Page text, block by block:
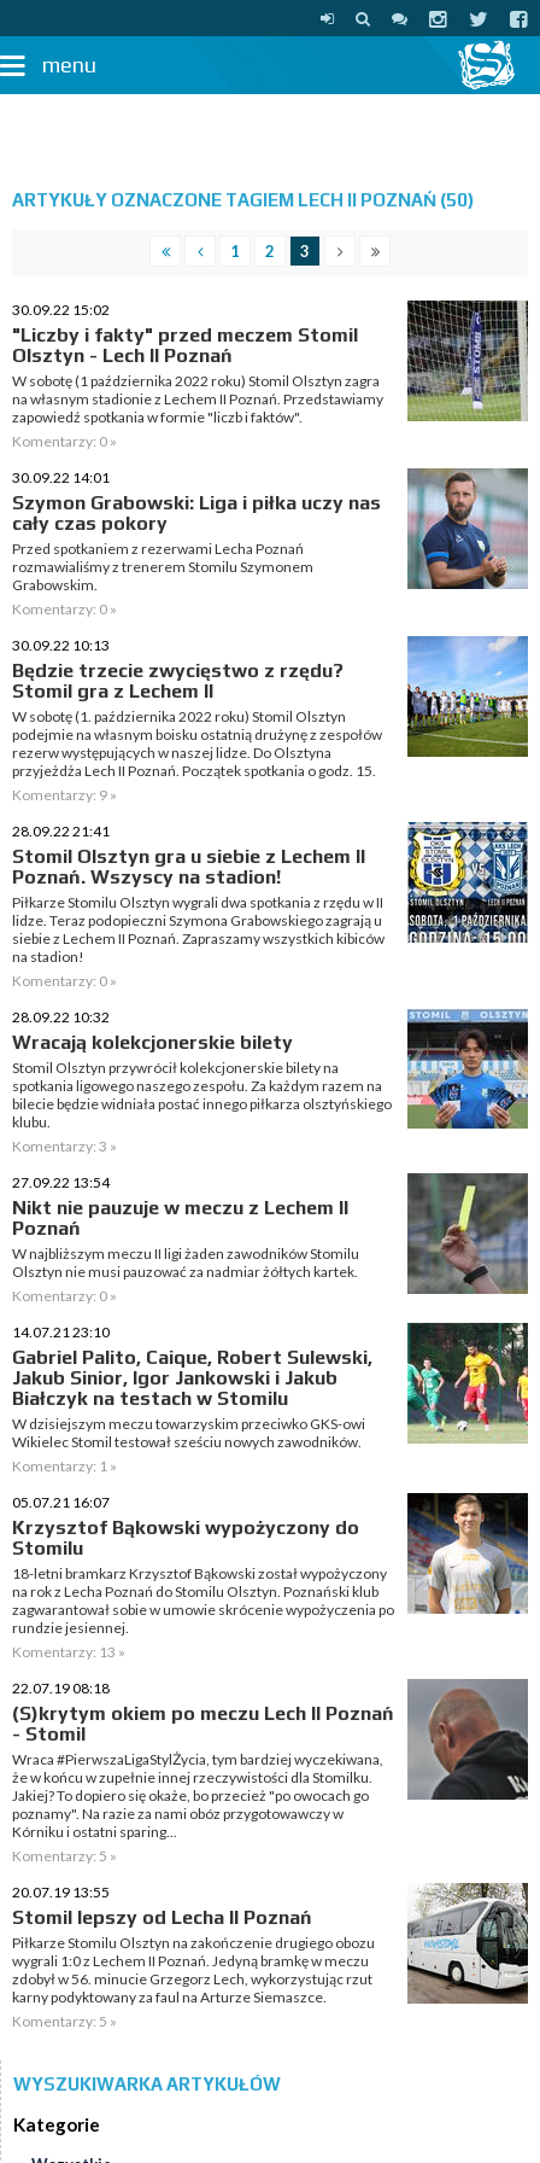
menu
ARTYKUŁY OZNACZONE TAGIEM LECH II POZNAŃ (50)
1 2 3
30.09.22 15:02
"Liczby i fakty" przed meczem Stomil
Olsztyn - Lech II Poznań
W sobotę (1 października 2022 roku) Stomil Olsztyn zagra
na własnym stadionie z Lechem II Poznań. Przedstawiamy
zapowiedź spotkania w formie "liczb i faktów".
Komentarzy: 0 »
30.09.22 14:01
Szymon Grabowski: Liga i piłka uczy nas
cały czas pokory
Przed spotkaniem z rezerwami Lecha Poznań
rozmawialiśmy z trenerem Stomilu Szymonem
Grabowskim.
Komentarzy: 0 »
30.09.22 10:13
Będzie trzecie zwycięstwo z rzędu?
Stomil gra z Lechem II
W sobotę (1. października 2022 roku) Stomil Olsztyn
podejmie na własnym boisku ostatnią drużynę z zespołów
rezerw występujących w naszej lidze. Do Olsztyna
przyjeżdża Lech II Poznań. Początek spotkania o godz. 15.
Komentarzy: 9 »
28.09.22 21:41
Stomil Olsztyn gra u siebie z Lechem II
Poznań. Wszyscy na stadion!
Piłkarze Stomilu Olsztyn wygrali dwa spotkania z rzędu w II
lidze. Teraz podopieczni Szymona Grabowskiego zagrają u
siebie z Lechem II Poznań. Zapraszamy wszystkich kibiców
na stadion!
Komentarzy: 0 »
28.09.22 10:32
Wracają kolekcjonerskie bilety
Stomil Olsztyn przywrócił kolekcjonerskie bilety na
spotkania ligowego naszego zespołu. Za każdym razem na
bilecie będzie widniała postać innego piłkarza olsztyńskiego
klubu.
Komentarzy: 3 »
27.09.22 13:54
Nikt nie pauzuje w meczu z Lechem II
Poznań
W najbliższym meczu II ligi żaden zawodników Stomilu
Olsztyn nie musi pauzować za nadmiar żółtych kartek.
Komentarzy: 0 »
14.07.21 23:10
Gabriel Palito, Caique, Robert Sulewski,
Jakub Sinior, Igor Jankowski i Jakub
Białczyk na testach w Stomilu
W dzisiejszym meczu towarzyskim przeciwko GKS-owi
Wikielec Stomil testował sześciu nowych zawodników.
Komentarzy: 1 »
05.07.21 16:07
Krzysztof Bąkowski wypożyczony do
Stomilu
18-letni bramkarz Krzysztof Bąkowski został wypożyczony
na rok z Lecha Poznań do Stomilu Olsztyn. Poznański klub
zagwarantował sobie w umowie skrócenie wypożyczenia po
rundzie jesiennej.
Komentarzy: 13 »
22.07.19 08:18
(S)krytym okiem po meczu Lech II Poznań
- Stomil
Wraca #PierwszaLigaStylŻycia, tym bardziej wyczekiwana,
że w końcu w zupełnie innej rzeczywistości dla Stomilku.
Jakiej? To dopiero się okaże, bo przecież "po owocach go
poznamy". Na razie za nami obóz przygotowawczy w
Kórniku i ostatni sparing...
Komentarzy: 5 »
20.07.19 13:55
Stomil lepszy od Lecha II Poznań
Piłkarze Stomilu Olsztyn na zakończenie drugiego obozu
wygrali 1:0 z Lechem II Poznań. Jedyną bramkę w meczu
zdobył w 56. minucie Grzegorz Lech, wykorzystując rzut
karny podyktowany za faul na Arturze Siemaszce.
Komentarzy: 5 »
WYSZUKIWARKA ARTYKUŁÓW
Kategorie